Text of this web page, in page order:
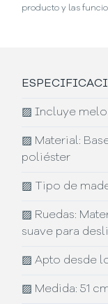
producto y las
▨ Incluye
▨ Material:
poliéster
▨ Tipo de
▨ Ruedas:
suave para
▨ Apto desde
▨ Medida: 51